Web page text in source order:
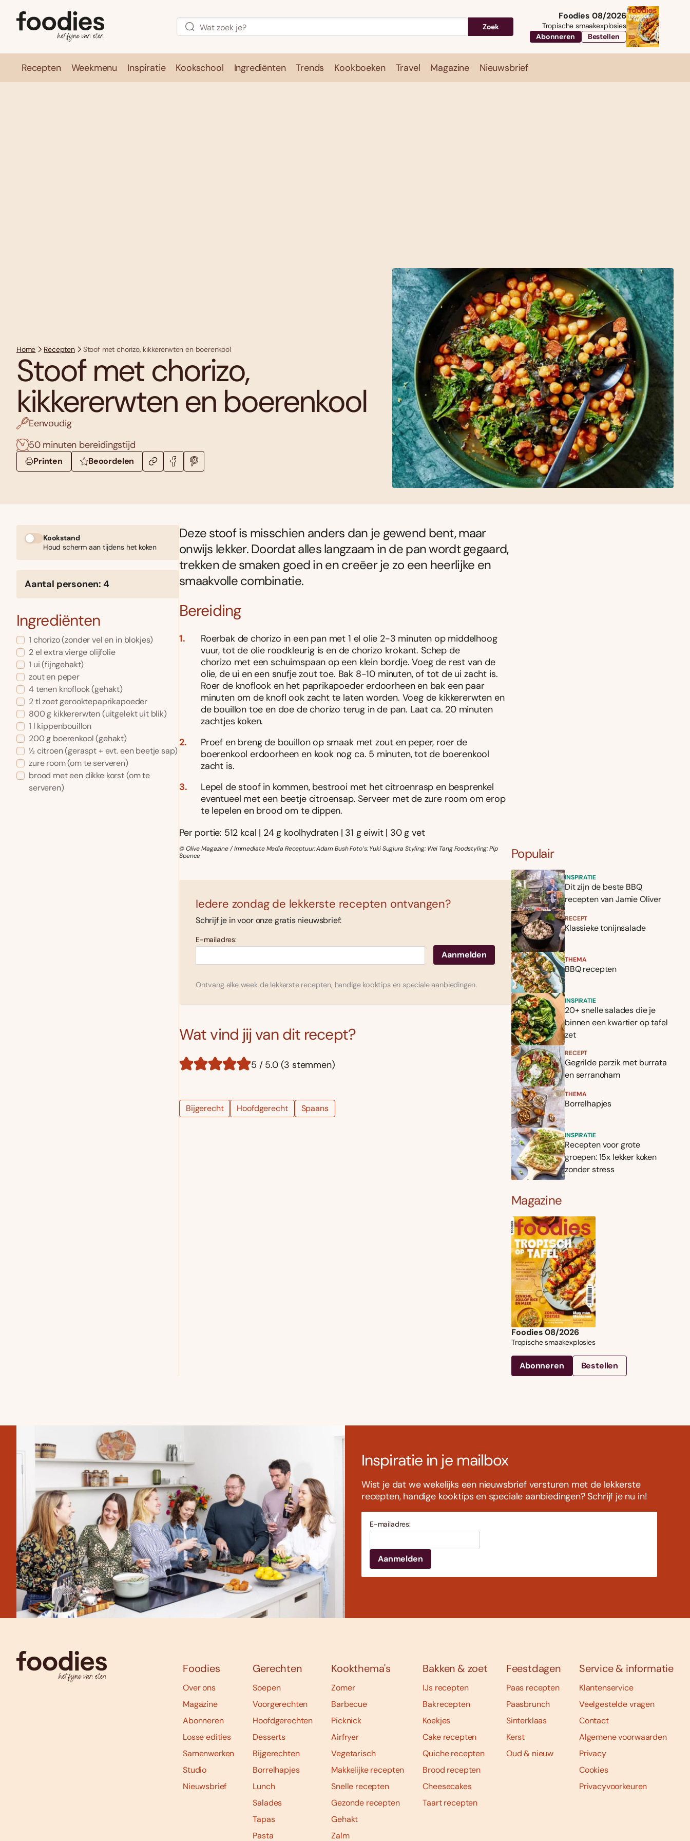
Zoek
Foodies 08/2026
Tropische smaakexplosies
Abonneren
Bestellen
Recepten Weekmenu Inspiratie Kookschool Ingrediënten Trends Kookboeken Travel Magazine Nieuwsbrief
Home Recepten Stoof met chorizo, kikkererwten en boerenkool
Stoof met chorizo,
kikkererwten en boerenkool
Eenvoudig
50 minuten bereidingstijd
Printen Beoordelen
Kookstand
Houd scherm aan tijdens het koken
Aantal personen: 4
Ingrediënten
1 chorizo (zonder vel en in blokjes)
2 el extra vierge olijfolie
1 ui (fijngehakt)
zout en peper
4 tenen knoflook (gehakt)
2 tl zoet gerooktepaprikapoeder
800 g kikkererwten (uitgelekt uit blik)
1 l kippenbouillon
200 g boerenkool (gehakt)
½ citroen (geraspt + evt. een beetje sap)
zure room (om te serveren)
brood met een dikke korst (om te
serveren)
Deze stoof is misschien anders dan je gewend bent, maar
onwijs lekker. Doordat alles langzaam in de pan wordt gegaard,
trekken de smaken goed in en creëer je zo een heerlijke en
smaakvolle combinatie.
Bereiding
Roerbak de chorizo in een pan met 1 el olie 2-3 minuten op middelhoog
vuur, tot de olie roodkleurig is en de chorizo krokant. Schep de
chorizo met een schuimspaan op een klein bordje. Voeg de rest van de
olie, de ui en een snufje zout toe. Bak 8-10 minuten, of tot de ui zacht is.
Roer de knoflook en het paprikapoeder erdoorheen en bak een paar
minuten om de knofl ook zacht te laten worden. Voeg de kikkererwten en
de bouillon toe en doe de chorizo terug in de pan. Laat ca. 20 minuten
zachtjes koken.
Proef en breng de bouillon op smaak met zout en peper, roer de
boerenkool erdoorheen en kook nog ca. 5 minuten, tot de boerenkool
zacht is.
Lepel de stoof in kommen, bestrooi met het citroenrasp en besprenkel
eventueel met een beetje citroensap. Serveer met de zure room om erop
te lepelen en brood om te dippen.
Per portie: 512 kcal | 24 g koolhydraten | 31 g eiwit | 30 g vet
© Olive Magazine / Immediate Media Receptuur: Adam Bush Foto’s: Yuki Sugiura Styling: Wei Tang Foodstyling: Pip
Spence
Iedere zondag de lekkerste recepten ontvangen?
Schrijf je in voor onze gratis nieuwsbrief:
E-mailadres:
Ontvang elke week de lekkerste recepten, handige kooktips en speciale aanbiedingen.
Wat vind jij van dit recept?
5 / 5.0 (3 stemmen)
Bijgerecht Hoofdgerecht Spaans
Populair
INSPIRATIE
Dit zijn de beste BBQ
recepten van Jamie Oliver
RECEPT
Klassieke tonijnsalade
THEMA
BBQ recepten
INSPIRATIE
20+ snelle salades die je
binnen een kwartier op tafel
zet
RECEPT
Gegrilde perzik met burrata
en serranoham
THEMA
Borrelhapjes
INSPIRATIE
Recepten voor grote
groepen: 15x lekker koken
zonder stress
Magazine
Foodies 08/2026
Tropische smaakexplosies
Abonneren Bestellen
Inspiratie in je mailbox
Wist je dat we wekelijks een nieuwsbrief versturen met de lekkerste
recepten, handige kooktips en speciale aanbiedingen? Schrijf je nu in!
E-mailadres:
Foodies
Over ons
Magazine
Abonneren
Losse edities
Samenwerken
Studio
Nieuwsbrief
Gerechten
Soepen
Voorgerechten
Hoofdgerechten
Desserts
Bijgerechten
Borrelhapjes
Lunch
Salades
Tapas
Pasta
Kookthema's
Zomer
Barbecue
Picknick
Airfryer
Vegetarisch
Makkelijke recepten
Snelle recepten
Gezonde recepten
Gehakt
Zalm
Bakken & zoet
IJs recepten
Bakrecepten
Koekjes
Cake recepten
Quiche recepten
Brood recepten
Cheesecakes
Taart recepten
Feestdagen
Paas recepten
Paasbrunch
Sinterklaas
Kerst
Oud & nieuw
Service & informatie
Klantenservice
Veelgestelde vragen
Contact
Algemene voorwaarden
Privacy
Cookies
Privacyvoorkeuren